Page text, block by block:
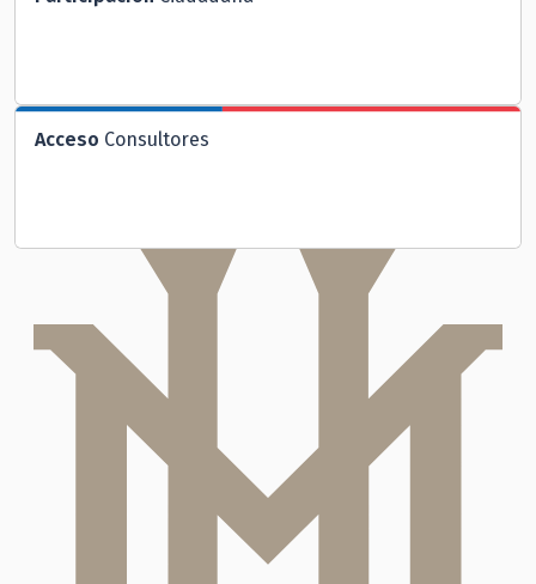
Acceso Consultores